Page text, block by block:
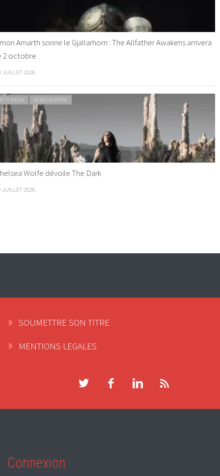
Amarth sonne le Gjallarhorn : The Allfather Awakens arrivera
2 octobre
JUILLET 2026
METAL WEBZINE METAL
Wolfe dévoile The Dark
JUILLET 2026
SOUMETTRE SON TITRE
MENTIONS LEGALES
Connexion